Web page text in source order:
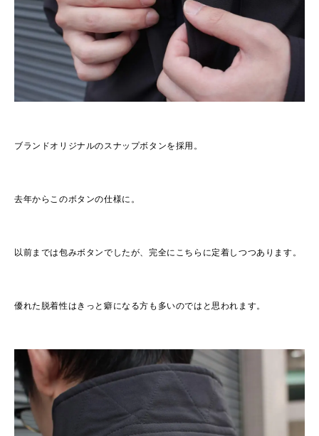
ブランドオリジナルのスナップボタンを採用。
去年からこのボタンの仕様に。
以前までは包みボタンでしたが、完全にこちらに定着しつつあります。
優れた脱着性はきっと癖になる方も多いのではと思われます。